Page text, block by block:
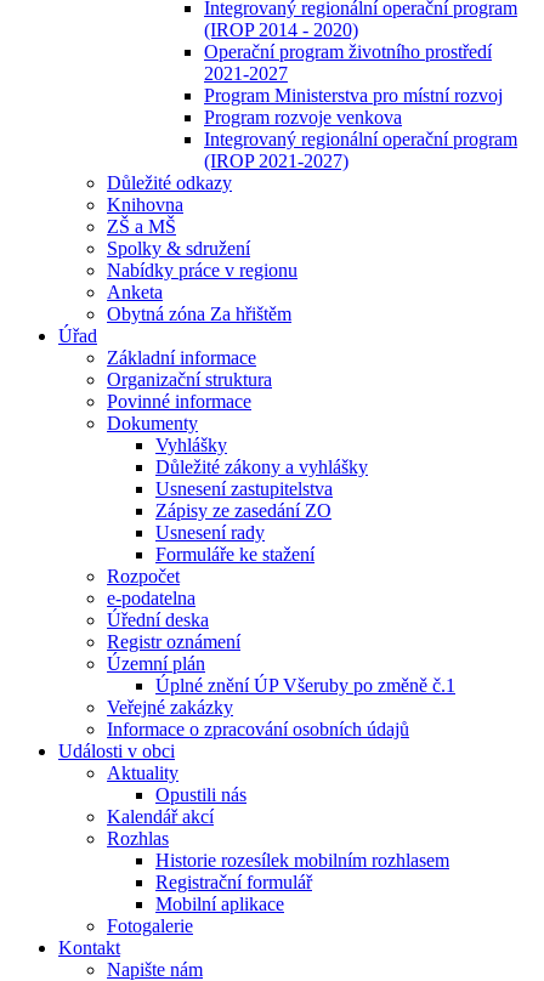
Integrovaný regionální operační program
(IROP 2014 - 2020)
Operační program životního prostředí
2021-2027
Program Ministerstva pro místní rozvoj
Program rozvoje venkova
Integrovaný regionální operační program
(IROP 2021-2027)
Důležité odkazy
Knihovna
ZŠ a MŠ
Spolky & sdružení
Nabídky práce v regionu
Anketa
Obytná zóna Za hřištěm
Úřad
Základní informace
Organizační struktura
Povinné informace
Dokumenty
Vyhlášky
Důležité zákony a vyhlášky
Usnesení zastupitelstva
Zápisy ze zasedání ZO
Usnesení rady
Formuláře ke stažení
Rozpočet
e-podatelna
Úřední deska
Registr oznámení
Územní plán
Úplné znění ÚP Všeruby po změně č.1
Veřejné zakázky
Informace o zpracování osobních údajů
Události v obci
Aktuality
Opustili nás
Kalendář akcí
Rozhlas
Historie rozesílek mobilním rozhlasem
Registrační formulář
Mobilní aplikace
Fotogalerie
Kontakt
Napište nám